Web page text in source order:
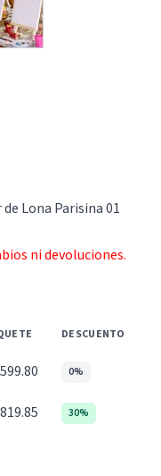
Lona Parisina 01
ni devoluciones.
DESCUENTO
0%
30%